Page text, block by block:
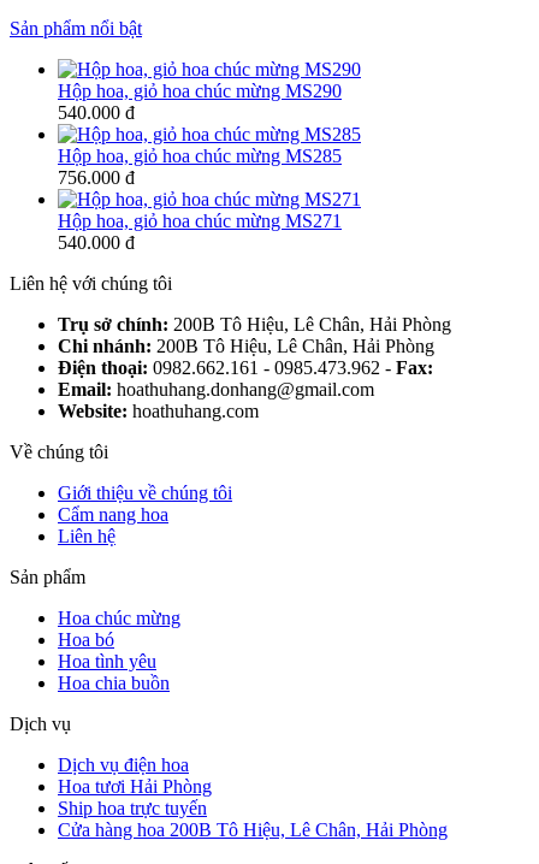
Sản phẩm nổi bật
Hộp hoa, giỏ hoa chúc mừng MS290
540.000 đ
Hộp hoa, giỏ hoa chúc mừng MS285
756.000 đ
Hộp hoa, giỏ hoa chúc mừng MS271
540.000 đ
Liên hệ với chúng tôi
Trụ sở chính: 200B Tô Hiệu, Lê Chân, Hải Phòng
Chi nhánh: 200B Tô Hiệu, Lê Chân, Hải Phòng
Điện thoại: 0982.662.161 - 0985.473.962 - Fax:
Email: hoathuhang.donhang@gmail.com
Website: hoathuhang.com
Về chúng tôi
Giới thiệu về chúng tôi
Cẩm nang hoa
Liên hệ
Sản phẩm
Hoa chúc mừng
Hoa bó
Hoa tình yêu
Hoa chia buồn
Dịch vụ
Dịch vụ điện hoa
Hoa tươi Hải Phòng
Ship hoa trực tuyến
Cửa hàng hoa 200B Tô Hiệu, Lê Chân, Hải Phòng